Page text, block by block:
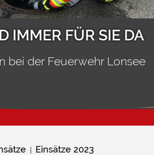
IMMER FÜR SIE DA
bei der Feuerwehr Lonsee
| Einsätze 2023